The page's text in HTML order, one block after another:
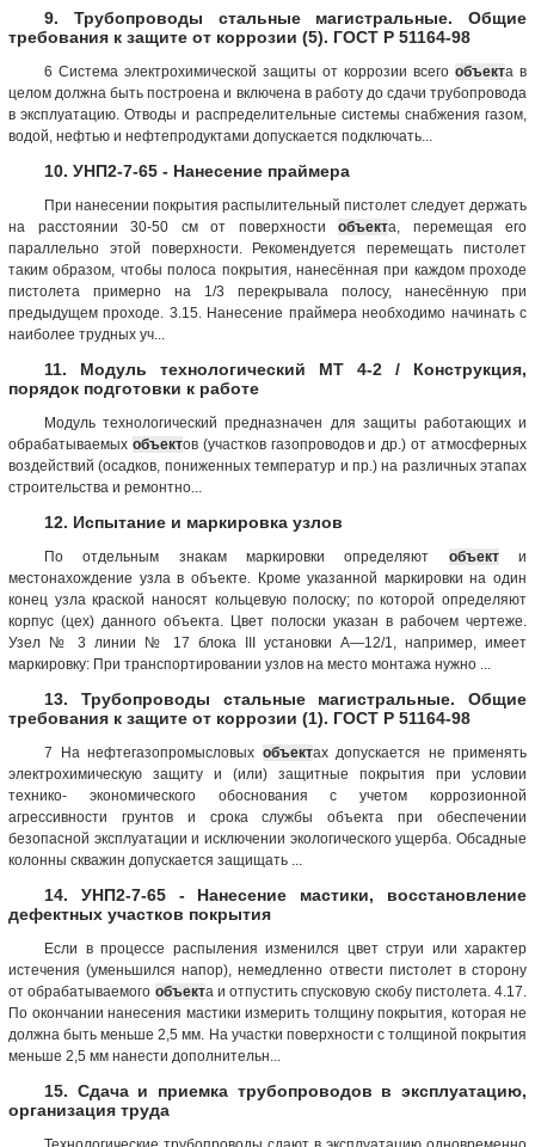
9. Трубопроводы стальные магистральные. Общие
требования к защите от коррозии (5). ГОСТ Р 51164-98
6 Система электрохимической защиты от коррозии всего объекта в
целом должна быть построена и включена в работу до сдачи трубопровода
в эксплуатацию. Отводы и распределительные системы снабжения газом,
водой, нефтью и нефтепродуктами допускается подключать...
10. УНП2-7-65 - Нанесение праймера
При нанесении покрытия распылительный пистолет следует держать
на расстоянии 30-50 см от поверхности объекта, перемещая его
параллельно этой поверхности. Рекомендуется перемещать пистолет
таким образом, чтобы полоса покрытия, нанесённая при каждом проходе
пистолета примерно на 1/3 перекрывала полосу, нанесённую при
предыдущем проходе. 3.15. Нанесение праймера необходимо начинать с
наиболее трудных уч...
11. Модуль технологический МТ 4-2 / Конструкция,
порядок подготовки к работе
Модуль технологический предназначен для защиты работающих и
обрабатываемых объектов (участков газопроводов и др.) от атмосферных
воздействий (осадков, пониженных температур и пр.) на различных этапах
строительства и ремонтно...
12. Испытание и маркировка узлов
По отдельным знакам маркировки определяют объекти
местонахождение узла в объекте. Кроме указанной маркировки на один
конец узла краской наносят кольцевую полоску; по которой определяют
корпус (цех) данного объекта. Цвет полоски указан в рабочем чертеже.
Узел № 3 линии № 17 блока III установки А—12/1, например, имеет
маркировку: При транспортировании узлов на место монтажа нужно ...
13. Трубопроводы стальные магистральные. Общие
требования к защите от коррозии (1). ГОСТ Р 51164-98
7 На нефтегазопромысловых объектах допускается не применять
электрохимическую защиту и (или) защитные покрытия при условии
технико- экономического обоснования с учетом коррозионной
агрессивности грунтов и срока службы объекта при обеспечении
безопасной эксплуатации и исключении экологического ущерба. Обсадные
колонны скважин допускается защищать ...
14. УНП2-7-65 - Нанесение мастики, восстановление
дефектных участков покрытия
Если в процессе распыления изменился цвет струи или характер
истечения (уменьшился напор), немедленно отвести пистолет в сторону
от обрабатываемого объекта и отпустить спусковую скобу пистолета. 4.17.
По окончании нанесения мастики измерить толщину покрытия, которая не
должна быть меньше 2,5 мм. На участки поверхности с толщиной покрытия
меньше 2,5 мм нанести дополнительн...
15. Сдача и приемка трубопроводов в эксплуатацию,
организация труда